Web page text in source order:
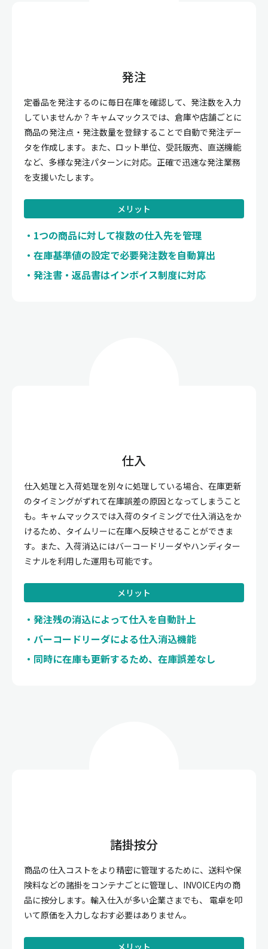
発注
定番品を発注するのに毎日在庫を確認して、発注数を入力
していませんか？キャムマックスでは、倉庫や店舗ごとに
商品の発注点・発注数量を登録することで自動で発注デー
タを作成します。また、ロット単位、受託販売、直送機能
など、多様な発注パターンに対応。正確で迅速な発注業務
を支援いたします。
メリット
1つの商品に対して複数の仕入先を管理
在庫基準値の設定で必要発注数を自動算出
発注書・返品書はインボイス制度に対応
仕入
仕入処理と入荷処理を別々に処理している場合、在庫更新
のタイミングがずれて在庫誤差の原因となってしまうこと
も。キャムマックスでは入荷のタイミングで仕入消込をか
けるため、タイムリーに在庫へ反映させることができま
す。また、入荷消込にはバーコードリーダやハンディター
ミナルを利用した運用も可能です。
メリット
発注残の消込によって仕入を自動計上
バーコードリーダによる仕入消込機能
同時に在庫も更新するため、在庫誤差なし
諸掛按分
商品の仕入コストをより精密に管理するために、送料や保
険料などの諸掛をコンテナごとに管理し、INVOICE内の商
品に按分します。輸入仕入が多い企業さまでも、 電卓を叩
いて原価を入力しなおす必要はありません。